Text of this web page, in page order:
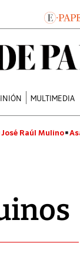
MULTIMEDIA
José Raúl Mulino